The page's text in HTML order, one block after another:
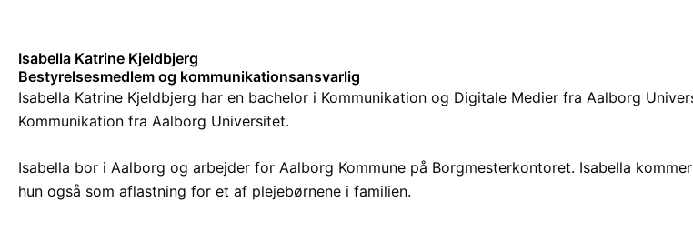
Isabella Katrine Kjeldbjerg
Bestyrelsesmedlem og kommunikationsansvarlig
Isabella Katrine Kjeldbjerg har en bachelor i Kommunikation og Digitale Medier fra Aalborg
Kommunikation fra Aalborg Universitet.
Isabella bor i Aalborg og arbejder for Aalborg Kommune på Borgmesterkontoret. Isabella
hun også som aflastning for et af plejebørnene i familien.